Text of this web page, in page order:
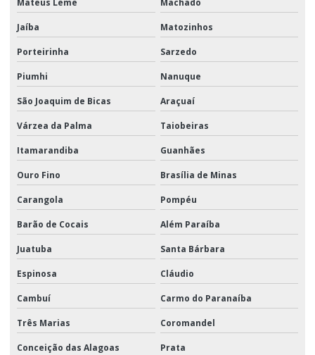
Mateus Leme Machado
Jaíba Matozinhos
Porteirinha Sarzedo
Piumhi Nanuque
São Joaquim de Bicas Araçuaí
Várzea da Palma Taiobeiras
Itamarandiba Guanhães
Ouro Fino Brasília de Minas
Carangola Pompéu
Barão de Cocais Além Paraíba
Juatuba Santa Bárbara
Espinosa Cláudio
Cambuí Carmo do Paranaíba
Três Marias Coromandel
Conceição das Alagoas Prata